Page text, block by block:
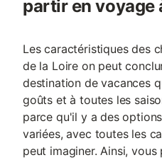
partir en voyage
Les caractéristiques des
de la Loire on peut
destination de vacances
goûts et à toutes les
parce qu'il y a des
variées, avec toutes les
peut imaginer. Ainsi,